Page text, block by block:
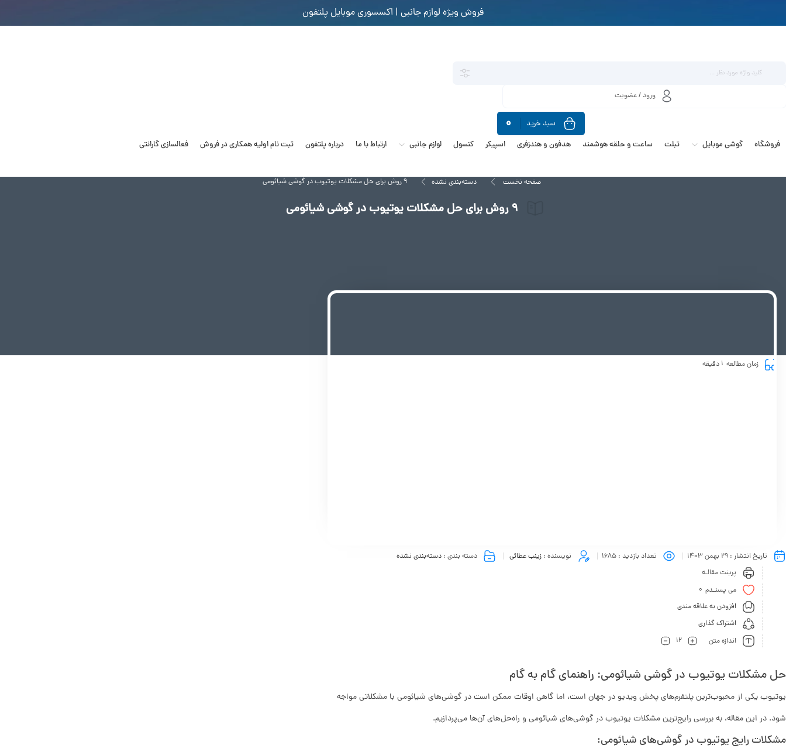
فروش ویژه لوازم جانبی | اکسسوری موبایل پلتفون
ورود / عضویت
سبد خرید 0
فروشگاه گوشی موبایل تبلت ساعت و حلقه هوشمند هدفون و هندزفری اسپیکر کنسول لوازم جانبی ارتباط با ما درباره پلتفون ثبت نام اولیه همکاری در فروش فعالسازی گارانتی
صفحه نخست دسته‌بندی نشده 9 روش برای حل مشکلات یوتیوب در گوشی شیائومی
9 روش برای حل مشکلات یوتیوب در گوشی شیائومی
زمان مطالعه 1 دقیقه
تاریخ انتشار : 29 بهمن 1403 تعداد بازدید : 1685 نویسنده : زینب عطائی دسته بندی : دسته‌بندی نشده
پرینت مقالـه
می پسنـدم 0
افزودن به علاقه مندی
اشتراک گذاری
اندازه متن
12
حل مشکلات یوتیوب در گوشی شیائومی: راهنمای گام به گام
یوتیوب یکی از محبوب‌ترین پلتفرم‌های پخش ویدیو در جهان است، اما گاهی اوقات ممکن است در گوشی‌های شیائومی با مشکلاتی مواجه
شود. در این مقاله، به بررسی رایج‌ترین مشکلات یوتیوب در گوشی‌های شیائومی و راه‌حل‌های آن‌ها می‌پردازیم.
مشکلات رایج یوتیوب در گوشی‌های شیائومی: